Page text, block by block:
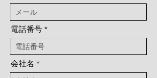
電話番号
会社名